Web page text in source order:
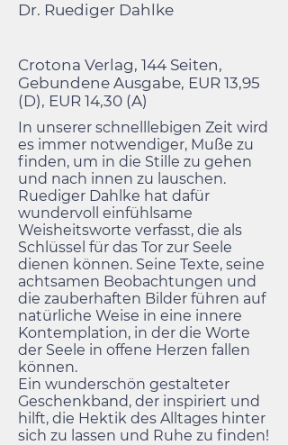
Dr. Ruediger Dahlke
Crotona Verlag, 144 Seiten,
Gebundene Ausgabe, EUR 13,95
(D), EUR 14,30 (A)
In unserer schnelllebigen Zeit wird
es immer notwendiger, Muße zu
finden, um in die Stille zu gehen
und nach innen zu lauschen.
Ruediger Dahlke hat dafür
wundervoll einfühlsame
Weisheitsworte verfasst, die als
Schlüssel für das Tor zur Seele
dienen können. Seine Texte, seine
achtsamen Beobachtungen und
die zauberhaften Bilder führen auf
natürliche Weise in eine innere
Kontemplation, in der die Worte
der Seele in offene Herzen fallen
können.
Ein wunderschön gestalteter
Geschenkband, der inspiriert und
hilft, die Hektik des Alltages hinter
sich zu lassen und Ruhe zu finden!